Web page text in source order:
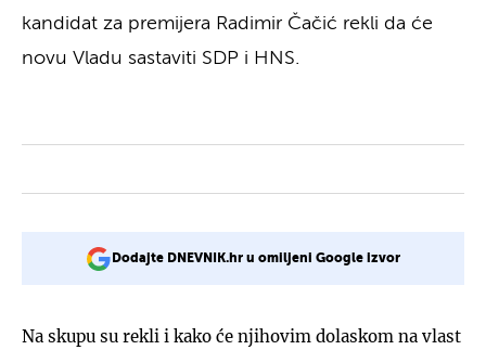
kandidat za premijera Radimir Čačić rekli da će
novu Vladu sastaviti SDP i HNS.
Dodajte DNEVNIK.hr u omiljeni Google izvor
Na skupu su rekli i kako će njihovim dolaskom na vlast